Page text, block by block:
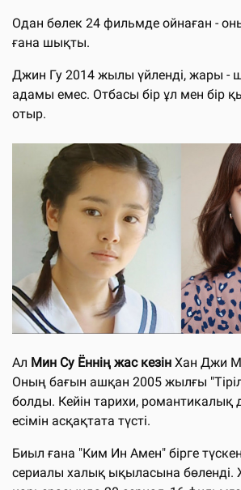
Одан бөлек 24 фильмде ойнаған -
ғана шықты.
Джин Гу 2014 жылы үйленді, жары
адамы емес. Отбасы бір ұл мен бір
отыр.
Ал Мин Су Ённің жас кезін Хан Джи
Оның бағын ашқан 2005 жылғы
болды. Кейін тарихи,
есімін асқақтата түсті.
Биыл ғана "Ким Ин Амен" бірге
сериалы халық ықыласына